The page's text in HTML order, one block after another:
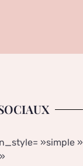
»simple »